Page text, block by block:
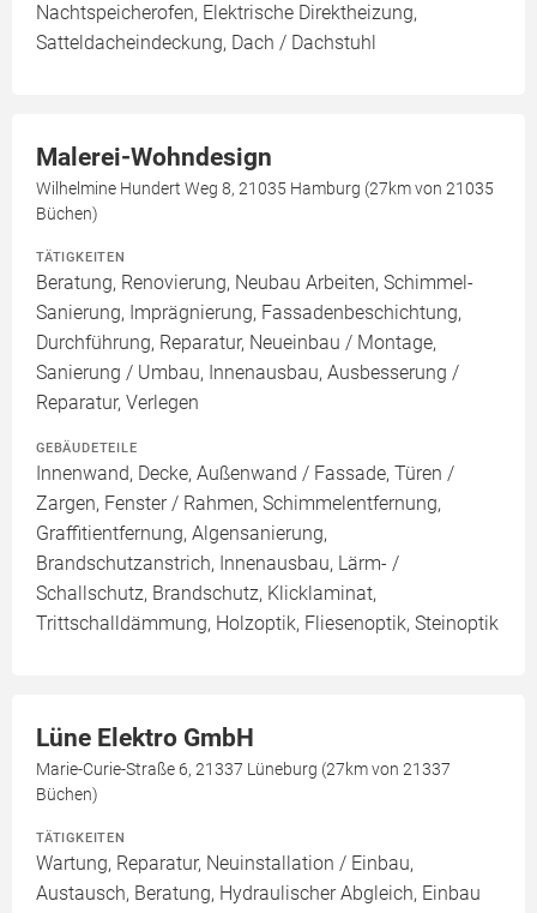
Nachtspeicherofen, Elektrische Direktheizung,
Satteldacheindeckung, Dach / Dachstuhl
Malerei-Wohndesign
Wilhelmine Hundert Weg 8, 21035 Hamburg (27km von 21035
Büchen)
TÄTIGKEITEN
Beratung, Renovierung, Neubau Arbeiten, Schimmel-
Sanierung, Imprägnierung, Fassadenbeschichtung,
Durchführung, Reparatur, Neueinbau / Montage,
Sanierung / Umbau, Innenausbau, Ausbesserung /
Reparatur, Verlegen
GEBÄUDETEILE
Innenwand, Decke, Außenwand / Fassade, Türen /
Zargen, Fenster / Rahmen, Schimmelentfernung,
Graffitientfernung, Algensanierung,
Brandschutzanstrich, Innenausbau, Lärm- /
Schallschutz, Brandschutz, Klicklaminat,
Trittschalldämmung, Holzoptik, Fliesenoptik, Steinoptik
Lüne Elektro GmbH
Marie-Curie-Straße 6, 21337 Lüneburg (27km von 21337
Büchen)
TÄTIGKEITEN
Wartung, Reparatur, Neuinstallation / Einbau,
Austausch, Beratung, Hydraulischer Abgleich, Einbau